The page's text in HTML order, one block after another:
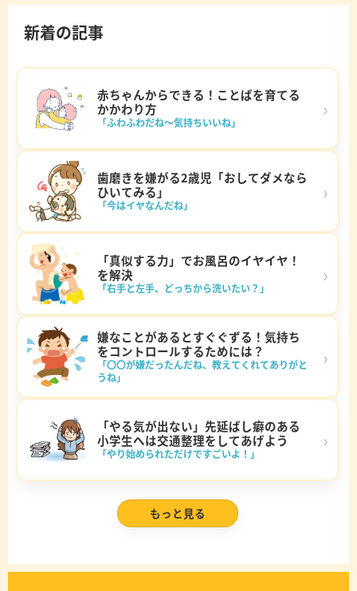
新着の記事
赤ちゃんからできる！ことばを育てる
かかわり方
「ふわふわだね～気持ちいいね」
›
歯磨きを嫌がる2歳児「おしてダメなら
ひいてみる」
「今はイヤなんだね」
›
「真似する力」でお風呂のイヤイヤ！
を解決
「右手と左手、どっちから洗いたい？」
›
嫌なことがあるとすぐぐずる！気持ち
をコントロールするためには？
「〇〇が嫌だったんだね、教えてくれてありがと
うね」
›
「やる気が出ない」先延ばし癖のある
小学生へは交通整理をしてあげよう
「やり始められただけですごいよ！」
›
もっと見る